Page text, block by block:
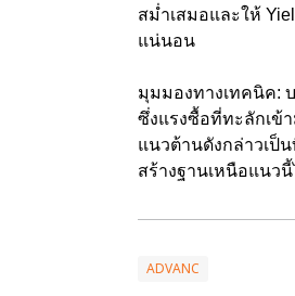
สม่ำเสมอและให้
แน่นอน
มุมมองทางเทคนิค:
ซึ่งแรงซื้อที่ทะลักเข้
แนวต้านดังกล่าวเป็
สร้างฐานเหนือแนว
ADVANC